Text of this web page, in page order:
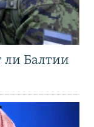
ли Балтии